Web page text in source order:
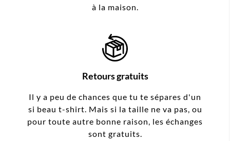
à la maison.
Retours gratuits
Il y a peu de chances que tu te sépares d'un
si beau t-shirt. Mais si la taille ne va pas, ou
pour toute autre bonne raison, les échanges
sont gratuits.